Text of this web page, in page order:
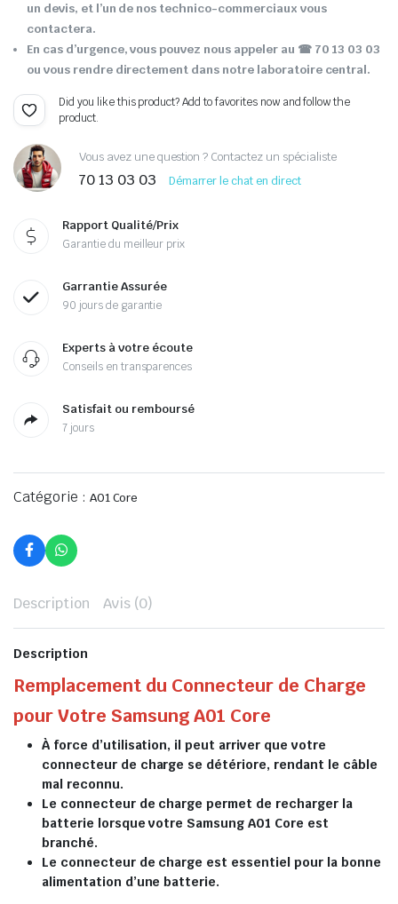
un devis, et l’un de nos technico-commerciaux vous
contactera.
En cas d’urgence, vous pouvez nous appeler au ☎ 70 13 03 03
ou vous rendre directement dans notre laboratoire central.
Did you like this product? Add to favorites now and follow the
product.
Vous avez une question ? Contactez un spécialiste
70 13 03 03 Démarrer le chat en direct
Rapport Qualité/Prix
Garantie du meilleur prix
Garrantie Assurée
90 jours de garantie
Experts à votre écoute
Conseils en transparences
Satisfait ou remboursé
7 jours
Catégorie : A01 Core
Description Avis (0)
Description
Remplacement du Connecteur de Charge
pour Votre Samsung A01 Core
À force d’utilisation, il peut arriver que votre
connecteur de charge se détériore, rendant le câble
mal reconnu.
Le connecteur de charge permet de recharger la
batterie lorsque votre Samsung A01 Core est
branché.
Le connecteur de charge est essentiel pour la bonne
alimentation d’une batterie.